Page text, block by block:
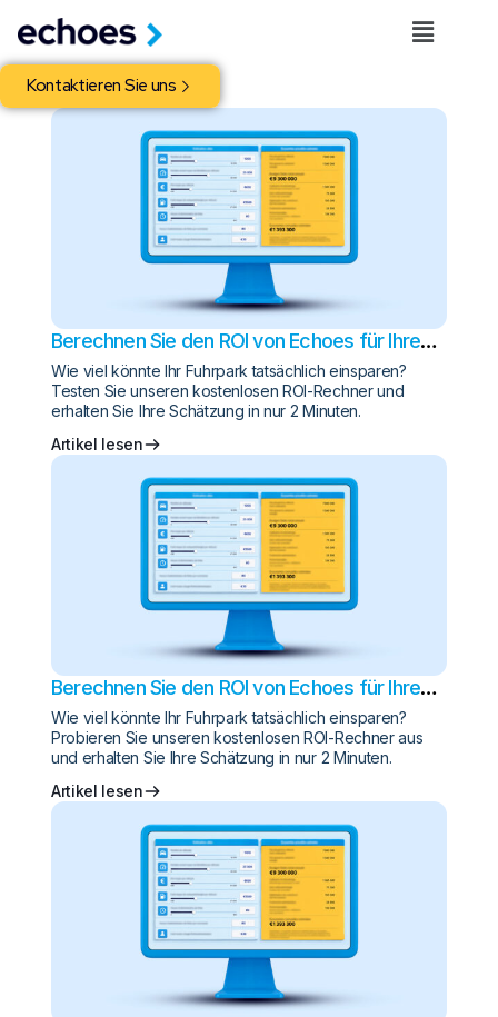
Kontaktieren Sie uns
Berechnen Sie den ROI von Echoes für Ihren
Fuhrpark
Wie viel könnte Ihr Fuhrpark tatsächlich einsparen?
Testen Sie unseren kostenlosen ROI-Rechner und
erhalten Sie Ihre Schätzung in nur 2 Minuten.
Artikel lesen
Berechnen Sie den ROI von Echoes für Ihren
Fuhrpark
Wie viel könnte Ihr Fuhrpark tatsächlich einsparen?
Probieren Sie unseren kostenlosen ROI-Rechner aus
und erhalten Sie Ihre Schätzung in nur 2 Minuten.
Artikel lesen